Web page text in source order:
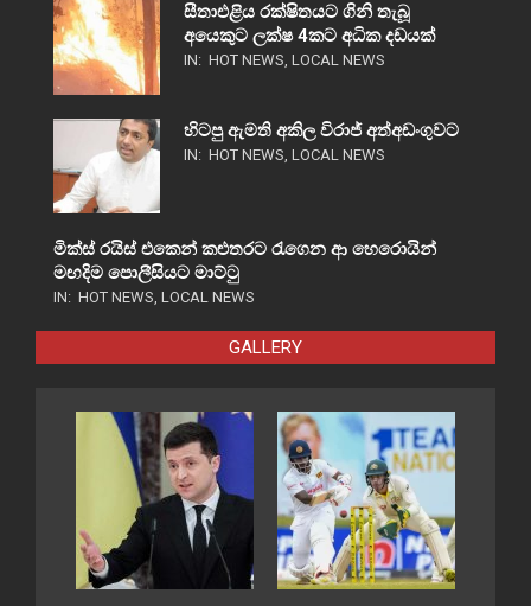
සීතාඑළිය රක්ෂිතයට ගිනි තැබූ
අයෙකුට ලක්ෂ 4කට අධික දඩයක්
IN: HOT NEWS, LOCAL NEWS
හිටපු ඇමති අකිල විරාජ් අත්අඩංගුවට
IN: HOT NEWS, LOCAL NEWS
මික්ස් රයිස් එකෙන් කළුතරට රැගෙන ආ හෙරොයින්
මඟදිම පොලීසියට මාට්ටු
IN: HOT NEWS, LOCAL NEWS
GALLERY